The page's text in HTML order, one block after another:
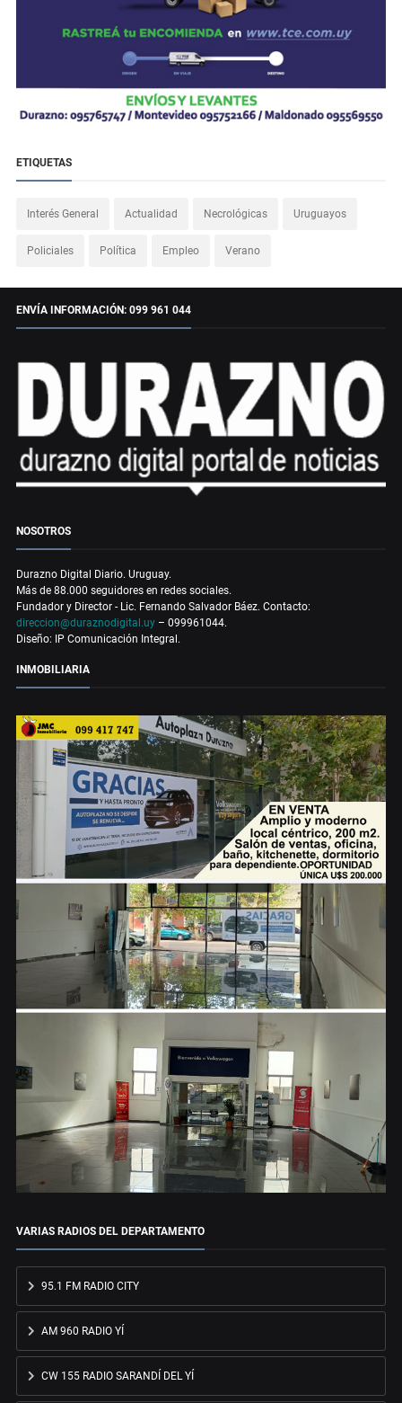
ETIQUETAS
Interés General Actualidad Necrológicas Uruguayos
Policiales Política Empleo Verano
ENVÍA INFORMACIÓN: 099 961 044
NOSOTROS
Durazno Digital Diario. Uruguay.
Más de 88.000 seguidores en redes sociales.
Fundador y Director - Lic. Fernando Salvador Báez. Contacto:
direccion@duraznodigital.uy – 099961044.
Diseño: IP Comunicación Integral.
INMOBILIARIA
VARIAS RADIOS DEL DEPARTAMENTO
95.1 FM RADIO CITY
AM 960 RADIO YÍ
CW 155 RADIO SARANDÍ DEL YÍ